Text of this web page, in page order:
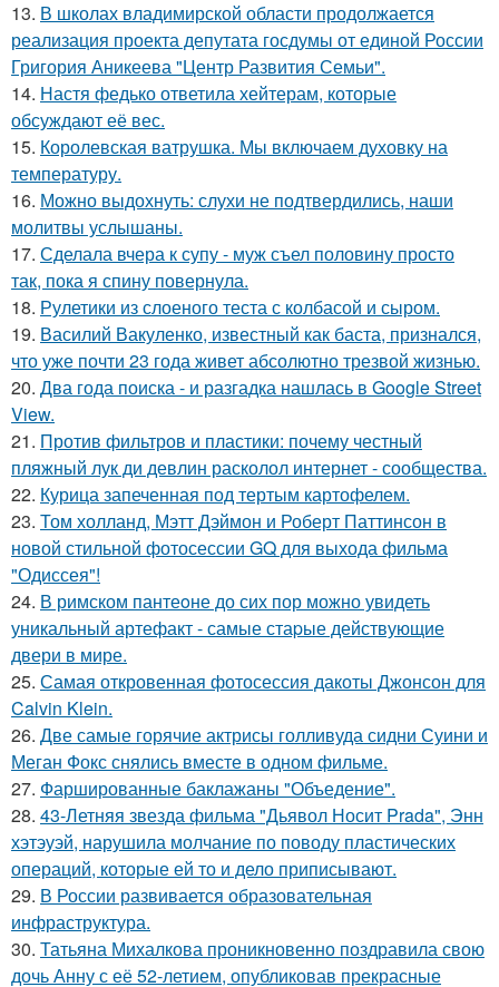
13. В школах владимирской области продолжается
реализация проекта депутата госдумы от единой России
Григория Аникеева "Центр Развития Семьи".
14. Настя федько ответила хейтерам, которые
обсуждают её вес.
15. Королевская ватрушка. Мы включаем духовку на
температуру.
16. Можно выдохнуть: слухи не подтвердились, наши
молитвы услышаны.
17. Сделала вчера к супу - муж съел половину просто
так, пока я спину повернула.
18. Рулетики из слоеного теста с колбасой и сыром.
19. Василий Вакуленко, известный как баста, признался,
что уже почти 23 года живет абсолютно трезвой жизнью.
20. Два года поиска - и разгадка нашлась в Google Street
View.
21. Против фильтров и пластики: почему честный
пляжный лук ди девлин расколол интернет - сообщества.
22. Курица запеченная под тертым картофелем.
23. Том холланд, Мэтт Дэймон и Роберт Паттинсон в
новой стильной фотосессии GQ для выхода фильма
"Одиссея"!
24. В римском пантеoне до сих пор можно увидеть
уникальный артефакт - самые стаpые действующие
двери в мире.
25. Самая откровенная фотосессия дакоты Джонсон для
Calvin Klein.
26. Две самые горячие актрисы голливуда сидни Суини и
Меган Фокс снялись вместе в одном фильме.
27. Фаршированные баклажаны "Объедение".
28. 43-Летняя звезда фильма "Дьявол Носит Prada", Энн
хэтэуэй, нарушила молчание по поводу пластических
операций, которые ей то и дело приписывают.
29. В России развивается образовательная
инфраструктура.
30. Татьяна Михалкова проникновенно поздравила свою
дочь Анну с её 52-летием, опубликовав прекрасные